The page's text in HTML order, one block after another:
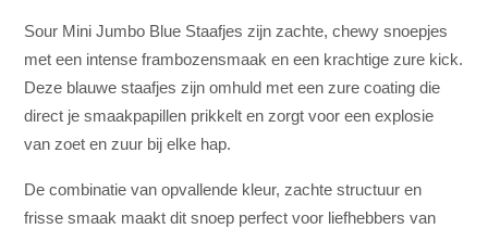
Sour Mini Jumbo Blue Staafjes zijn zachte, chewy snoepjes
met een intense frambozensmaak en een krachtige zure kick.
Deze blauwe staafjes zijn omhuld met een zure coating die
direct je smaakpapillen prikkelt en zorgt voor een explosie
van zoet en zuur bij elke hap.
De combinatie van opvallende kleur, zachte structuur en
frisse smaak maakt dit snoep perfect voor liefhebbers van